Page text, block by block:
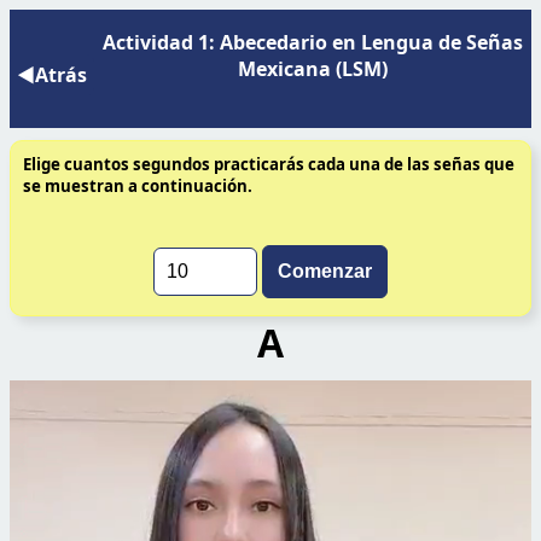
◀Atrás
Actividad 1: Abecedario en Lengua de Señas
Mexicana (LSM)
Elige cuantos segundos practicarás cada una de las señas que
se muestran a continuación.
Comenzar
A